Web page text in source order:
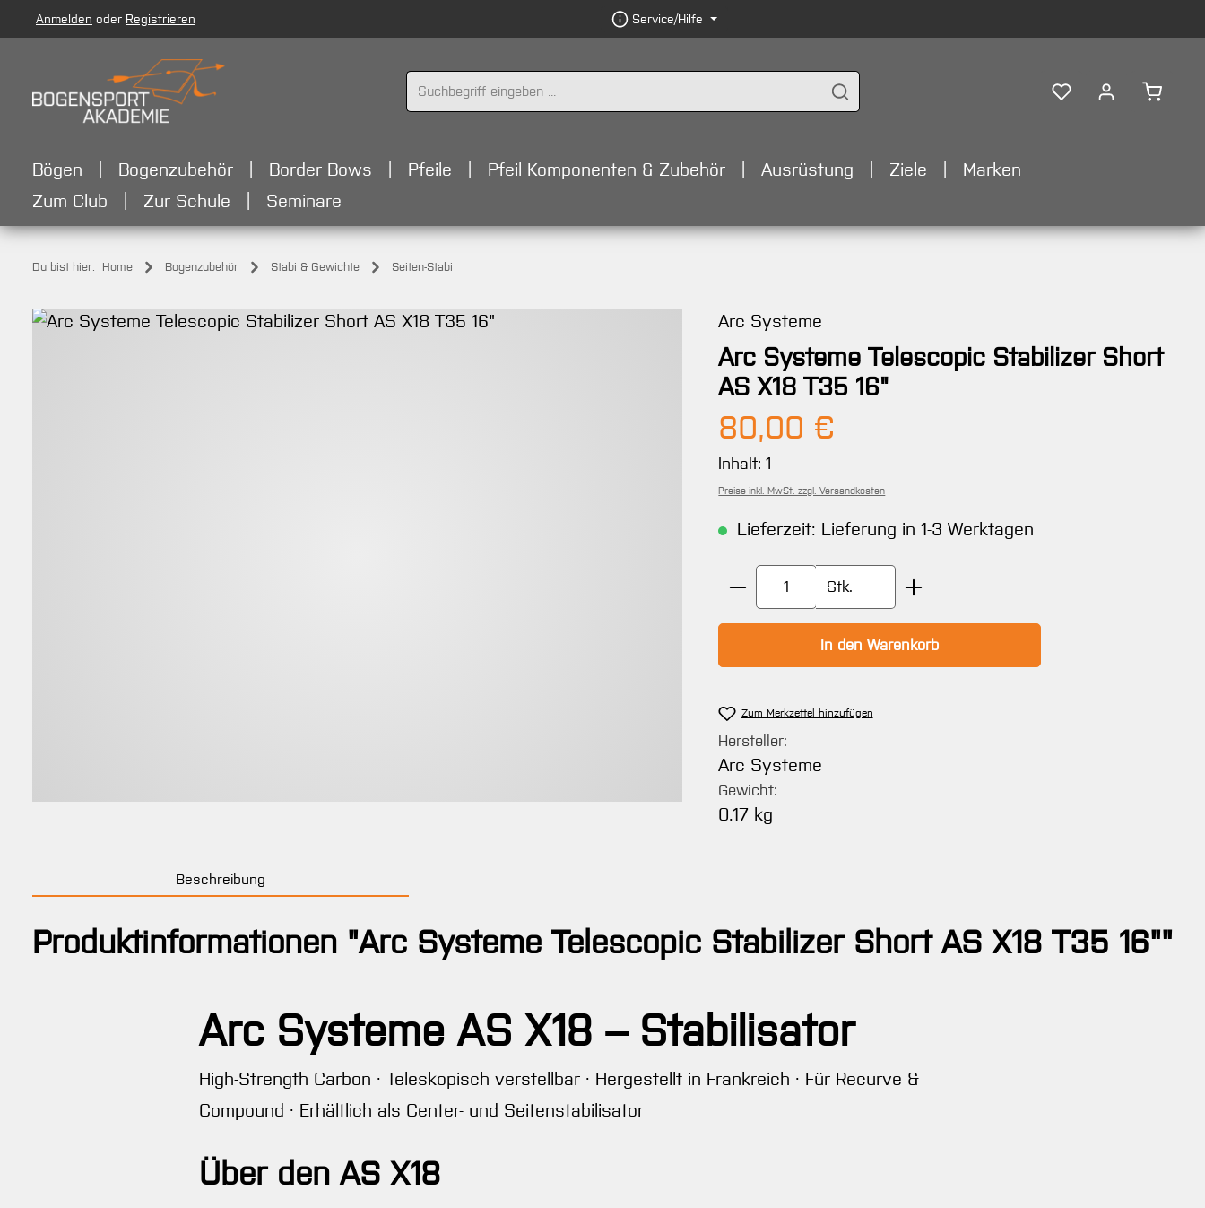
Hauptinhalt springen
Zur Suche springen
Zur Hauptnavigation springen
Anmelden oder Registrieren Service/Hilfe
Bögen Bogenzubehör Border Bows Pfeile Pfeil Komponenten & Zubehör Ausrüstung Ziele
Marken
Zum Club
Zur Schule Seminare
Du bist hier: Home Bogenzubehör Stabi & Gewichte Seiten-Stabi
Bildergalerie überspringen Arc Systeme
Arc Systeme Telescopic Stabilizer Short
AS X18 T35 16"
Regulärer Preis:
80,00 €
Inhalt:1
Preise inkl. MwSt. zzgl. Versandkosten
Lieferzeit: Lieferung in 1-3 Werktagen
Produkt Anzahl: Gib den gewünschten Wert ein
Stk.
In den Warenkorb
Zum Merkzettel hinzufügen
Hersteller:
Arc Systeme
Gewicht:
0.17 kg
Beschreibung
Produktinformationen "Arc Systeme Telescopic Stabilizer Short AS X18 T35 16""
Arc Systeme AS X18 – Stabilisator
High-Strength Carbon · Teleskopisch verstellbar · Hergestellt in Frankreich · Für Recurve &
Compound · Erhältlich als Center- und Seitenstabilisator
Über den AS X18